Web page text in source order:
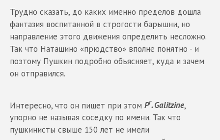
Трудно сказать, до каких именно пределов дошла
фантазия воспитанной в строгости барышни, но
направление этого движения определить несложно.
Так что Наташино «прюдство» вполне понятно - и
поэтому Пушкин подробно объясняет, куда и зачем
он отправился.
Интересно, что он пишет при этом Pr. Galitzine,
упорно не называя соседку по имени. Так что
пушкинисты свыше 150 лет не имели